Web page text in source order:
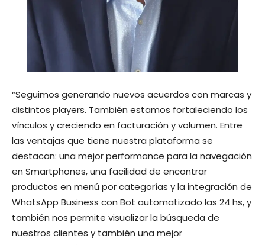
“Seguimos generando nuevos acuerdos con marcas y
distintos players. También estamos fortaleciendo los
vínculos y creciendo en facturación y volumen. Entre
las ventajas que tiene nuestra plataforma se
destacan: una mejor performance para la navegación
en Smartphones, una facilidad de encontrar
productos en menú por categorías y la integración de
WhatsApp Business con Bot automatizado las 24 hs, y
también nos permite visualizar la búsqueda de
nuestros clientes y también una mejor